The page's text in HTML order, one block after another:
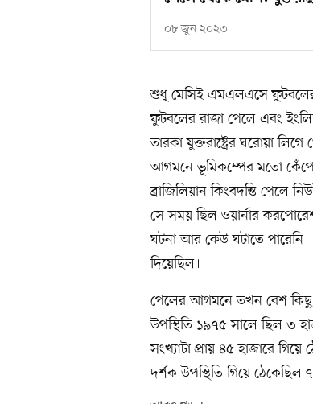
০৮ জুন ২০২৩
শুধু মেসিই এমএলএসে ফুটবলের
ফুটবলের রাজা পেলে এবং
তারকা যুক্তরাষ্ট্রের ঘরোয়া
আগমনে ভূমিকম্পের মতো কেঁপে
ব্রাজিলিয়ান কিংবদন্তি
সে সময় ছিল ওয়ার্নার
ঘটনা আর কেউ ঘটাতে
দিয়েছিল।
পেলের আগমনে তখন বেশ কিছু
উপস্থিতি ১৯৭৫ সালে ছিল ৩
সংখ্যাটা প্রায় ৪৫ হাজারে
দর্শক উপস্থিতি গিয়ে ঠেকেছিল